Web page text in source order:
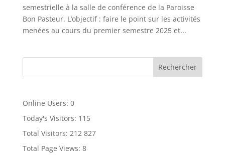
semestrielle à la salle de conférence de la Paroisse
Bon Pasteur. L’objectif : faire le point sur les activités
menées au cours du premier semestre 2025 et...
Online Users: 0
Today's Visitors: 115
Total Visitors: 212 827
Total Page Views: 8